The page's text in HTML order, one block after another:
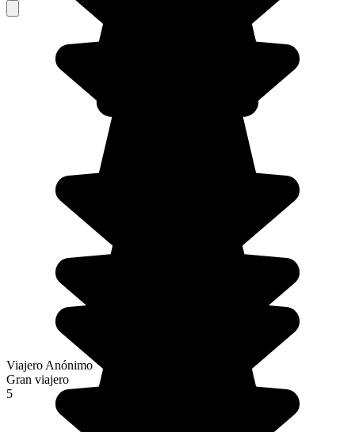
Viajero Anónimo
Gran viajero
5